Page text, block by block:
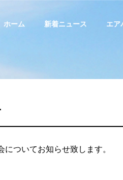
ホーム 新着ニュース エア
ついてお知らせ致します。